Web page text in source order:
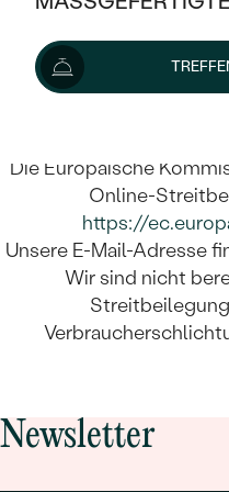
KLASSISCH
MEMOIRE
V-FORM
VINTAGE
VON HAND
MIT MEHREREN
HALO
VINTAGE
IM SET
WÄHLE EINEN RING
AUSVERKAUF
WENN SCHMUCK
NACH TYP
OHRRINGE
RINGE
ANHÄNGER /
SCHMUCKSET
PLATIN
OHRSTECKER
CREOLEN
MINIMALISTISCHE
HERZ
GOLD
SILBER
NACH STYL
SOLITÄR
ZUR GEBURT
MIT STERNZEICHEN
AUSVERKAUF
GOLD
SILBER
PLATIN
NACH STYL
MINIMALISTISCHE
Die Europäische
Online-
https://
Unsere E-Mail-Adresse
Wir sind nicht
Newsletter